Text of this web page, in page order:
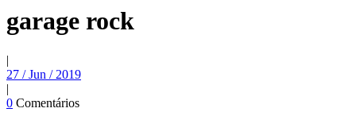
garage rock
|
27 / Jun / 2019
|
0 Comentários